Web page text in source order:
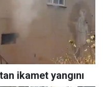
ikamet yangını